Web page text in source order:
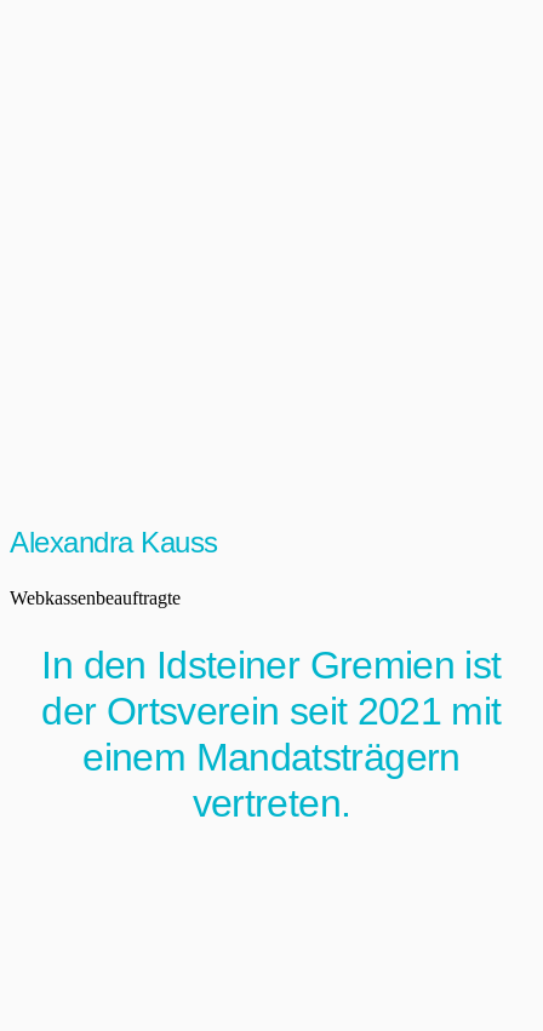
Alexandra Kauss
Webkassenbeauftragte
In den Idsteiner Gremien ist
der Ortsverein seit 2021 mit
einem Mandatsträgern
vertreten.